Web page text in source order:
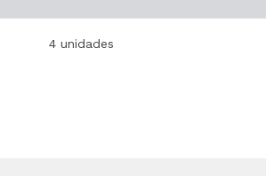
4 unidades